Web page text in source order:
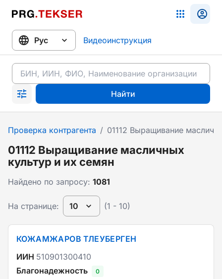
Видеоинструкция
Найти
Проверка контрагента / 01112 Выращивание
01112 Выращивание масличных
культур и их семян
Найдено по запросу: 1081
На странице: 10 (1 - 10)
КОЖАМЖАРОВ ТЛЕУБЕРГЕН
ИИН 510901300410
Благонадежность
0